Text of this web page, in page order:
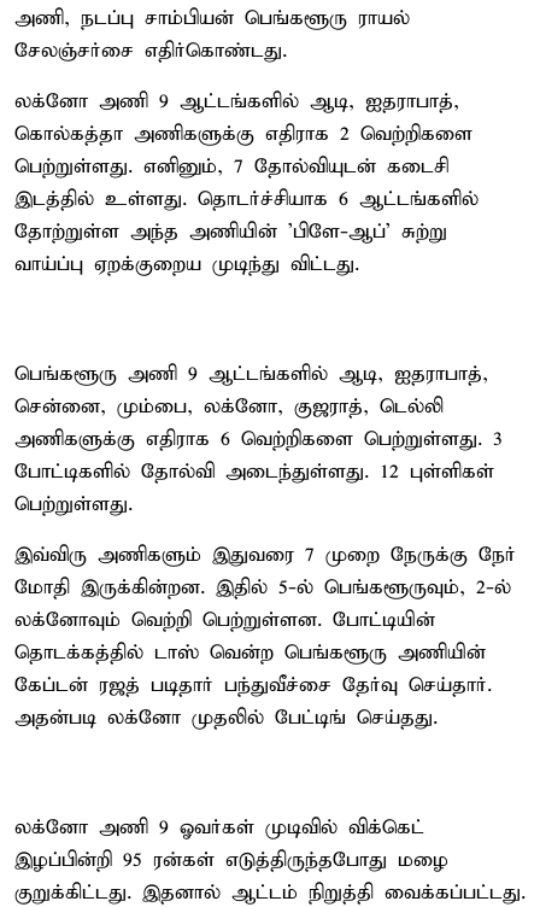
அணி, நடப்பு சாம்பியன் பெங்களூரு ராயல்
சேலஞ்சர்சை எதிர்கொண்டது.
லக்னோ அணி 9 ஆட்டங்களில் ஆடி, ஐதராபாத்,
கொல்கத்தா அணிகளுக்கு எதிராக 2 வெற்றிகளை
பெற்றுள்ளது. எனினும், 7 தோல்வியுடன் கடைசி
இடத்தில் உள்ளது. தொடர்ச்சியாக 6 ஆட்டங்களில்
தோற்றுள்ள அந்த அணியின் 'பிளே-ஆப்' சுற்று
வாய்ப்பு ஏறக்குறைய முடிந்து விட்டது.
பெங்களூரு அணி 9 ஆட்டங்களில் ஆடி, ஐதராபாத்,
சென்னை, மும்பை, லக்னோ, குஜராத், டெல்லி
அணிகளுக்கு எதிராக 6 வெற்றிகளை பெற்றுள்ளது. 3
போட்டிகளில் தோல்வி அடைந்துள்ளது. 12 புள்ளிகள்
பெற்றுள்ளது.
இவ்விரு அணிகளும் இதுவரை 7 முறை நேருக்கு நேர்
மோதி இருக்கின்றன. இதில் 5-ல் பெங்களூருவும், 2-ல்
லக்னோவும் வெற்றி பெற்றுள்ளன. போட்டியின்
தொடக்கத்தில் டாஸ் வென்ற பெங்களூரு அணியின்
கேப்டன் ரஜத் படிதார் பந்துவீச்சை தேர்வு செய்தார்.
அதன்படி லக்னோ முதலில் பேட்டிங் செய்தது.
லக்னோ அணி 9 ஓவர்கள் முடிவில் விக்கெட்
இழப்பின்றி 95 ரன்கள் எடுத்திருந்தபோது மழை
குறுக்கிட்டது. இதனால் ஆட்டம் நிறுத்தி வைக்கப்பட்டது.